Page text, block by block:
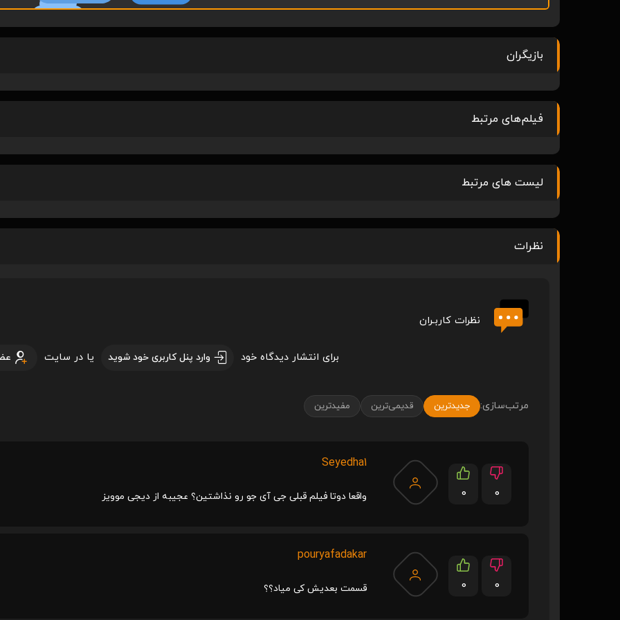
بازیگران
فیلم‌های مرتبط
لیست های مرتبط
نظرات
نظرات کاربـران
برای انتشار دیدگاه خود وارد پنل کاربری خود شوید یا در سایت
مرتب‌سازی: جدیدترین قدیمی‌ترین مفیدترین
0 0
Seyedha1
واقعا دوتا فیلم قبلی جی آی جو رو نذاشتین؟ عجیبه از دیجی موویز
0 0
pouryafadakar
قسمت بعدیش کی میاد؟؟